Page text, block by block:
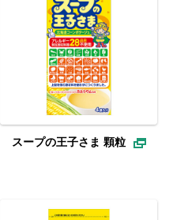
スープの王子さま 顆粒